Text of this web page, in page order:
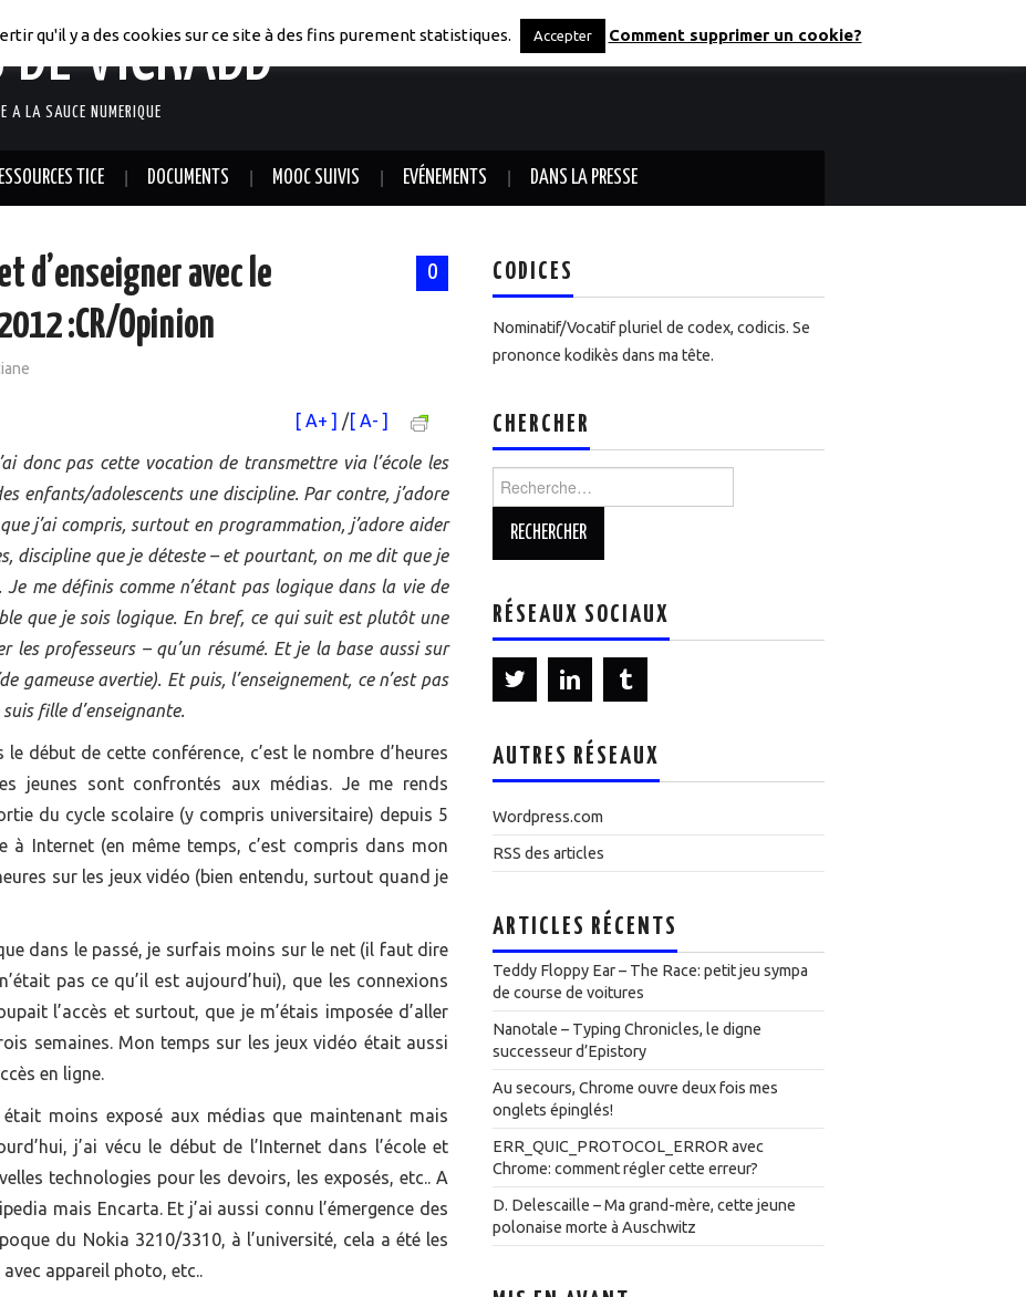
DE VICRABB
A LA SAUCE NUMERIQUE
TICE DOCUMENTS MOOC SUIVIS EVÉNEMENTS DANS LA PRESSE
0
d’enseigner avec le
:CR/Opinion
[ A+ ] /[ A- ]
donc pas cette vocation de transmettre via l’école les
enfants/adolescents une discipline. Par contre, j’adore
j’ai compris, surtout en programmation, j’adore aider
discipline que je déteste – et pourtant, on me dit que je
me définis comme n’étant pas logique dans la vie de
que je sois logique. En bref, ce qui suit est plutôt une
les professeurs – qu’un résumé. Et je la base aussi sur
gameuse avertie). Et puis, l’enseignement, ce n’est pas
fille d’enseignante.
le début de cette conférence, c’est le nombre d’heures
jeunes sont confrontés aux médias. Je me rends
du cycle scolaire (y compris universitaire) depuis 5
à Internet (en même temps, c’est compris dans mon
sur les jeux vidéo (bien entendu, surtout quand je
dans le passé, je surfais moins sur le net (il faut dire
pas ce qu’il est aujourd’hui), que les connexions
l’accès et surtout, que je m’étais imposée d’aller
semaines. Mon temps sur les jeux vidéo était aussi
en ligne.
moins exposé aux médias que maintenant mais
j’ai vécu le début de l’Internet dans l’école et
technologies pour les devoirs, les exposés, etc.. A
mais Encarta. Et j’ai aussi connu l’émergence des
du Nokia 3210/3310, à l’université, cela a été les
appareil photo, etc..
CODICES
Nominatif/Vocatif pluriel de codex, codicis. Se
prononce kodikès dans ma tête.
CHERCHER
Rechercher :
RÉSEAUX SOCIAUX
AUTRES RÉSEAUX
Wordpress.com
RSS des articles
ARTICLES RÉCENTS
Teddy Floppy Ear – The Race: petit jeu sympa
de course de voitures
Nanotale – Typing Chronicles, le digne
successeur d’Epistory
Au secours, Chrome ouvre deux fois mes
onglets épinglés!
ERR_QUIC_PROTOCOL_ERROR avec
Chrome: comment régler cette erreur?
D. Delescaille – Ma grand-mère, cette jeune
polonaise morte à Auschwitz
qu'il y a des cookies sur ce site à des fins purement statistiques. Accepter Comment supprimer un cookie?